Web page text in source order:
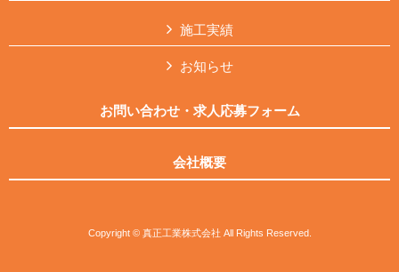
施工実績
お知らせ
お問い合わせ・求人応募フォーム
会社概要
Copyright © 真正工業株式会社 All Rights Reserved.